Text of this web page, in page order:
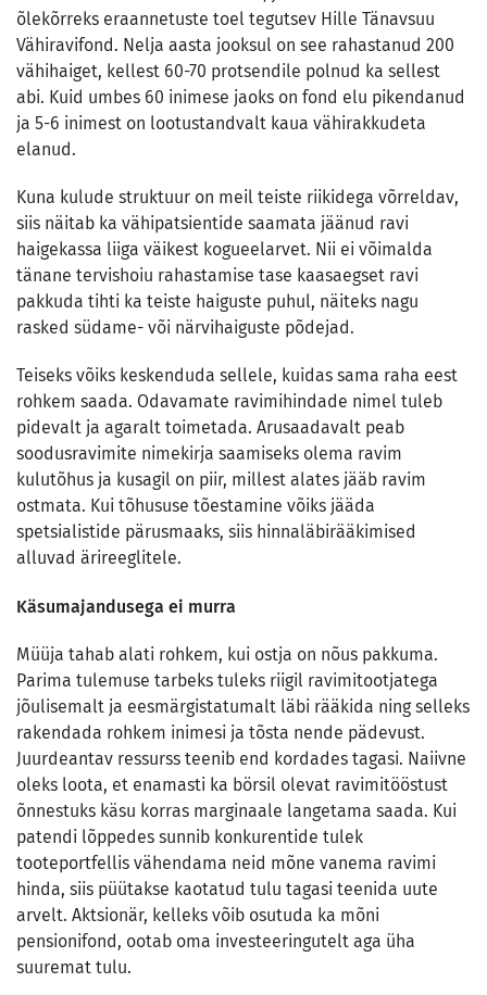
õlekõrreks eraannetuste toel tegutsev Hille Tänavsuu
Vähiravifond. Nelja aasta jooksul on see rahastanud 200
vähihaiget, kellest 60-70 protsendile polnud ka sellest
abi. Kuid umbes 60 inimese jaoks on fond elu pikendanud
ja 5-6 inimest on lootustandvalt kaua vähirakkudeta
elanud.
Kuna kulude struktuur on meil teiste riikidega võrreldav,
siis näitab ka vähipatsientide saamata jäänud ravi
haigekassa liiga väikest kogueelarvet. Nii ei võimalda
tänane tervishoiu rahastamise tase kaasaegset ravi
pakkuda tihti ka teiste haiguste puhul, näiteks nagu
rasked südame- või närvihaiguste põdejad.
Teiseks võiks keskenduda sellele, kuidas sama raha eest
rohkem saada. Odavamate ravimihindade nimel tuleb
pidevalt ja agaralt toimetada. Arusaadavalt peab
soodusravimite nimekirja saamiseks olema ravim
kulutõhus ja kusagil on piir, millest alates jääb ravim
ostmata. Kui tõhususe tõestamine võiks jääda
spetsialistide pärusmaaks, siis hinnaläbirääkimised
alluvad ärireeglitele.
Käsumajandusega ei murra
Müüja tahab alati rohkem, kui ostja on nõus pakkuma.
Parima tulemuse tarbeks tuleks riigil ravimitootjatega
jõulisemalt ja eesmärgistatumalt läbi rääkida ning selleks
rakendada rohkem inimesi ja tõsta nende pädevust.
Juurdeantav ressurss teenib end kordades tagasi. Naiivne
oleks loota, et enamasti ka börsil olevat ravimitööstust
õnnestuks käsu korras marginaale langetama saada. Kui
patendi lõppedes sunnib konkurentide tulek
tooteportfellis vähendama neid mõne vanema ravimi
hinda, siis püütakse kaotatud tulu tagasi teenida uute
arvelt. Aktsionär, kelleks võib osutuda ka mõni
pensionifond, ootab oma investeeringutelt aga üha
suuremat tulu.